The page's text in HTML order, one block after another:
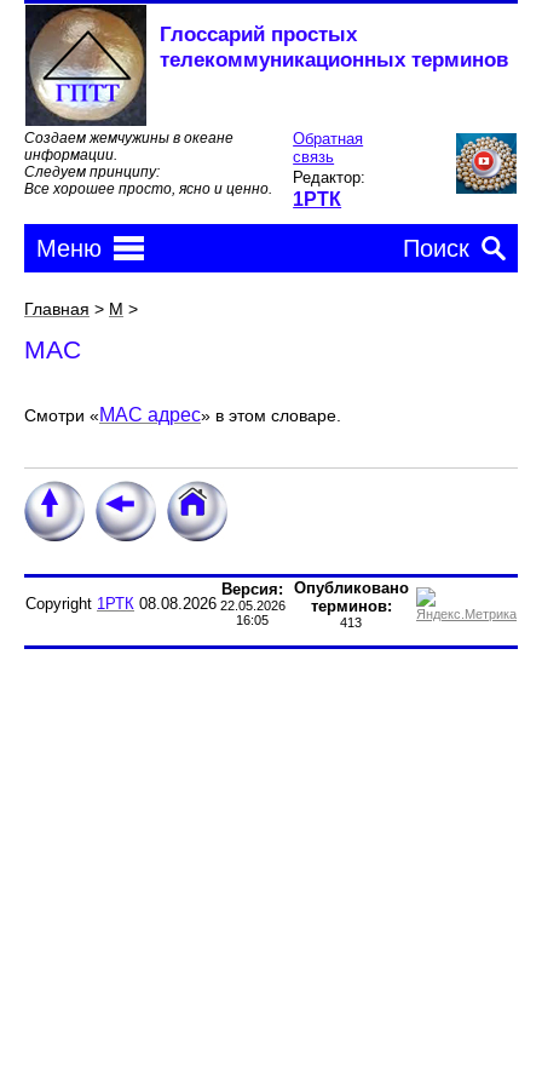
Глоссарий простых
телекоммуникационных терминов
Создаем жемчужины в океане
информации.
Следуем принципу:
Все хорошее просто, ясно и ценно.
Обратная
связь
Редактор:
1РТК
Меню Поиск
Главная > M >
MAC
Смотри «MAC адрес» в этом словаре.
Copyright 1РТК 08.08.2026
Версия:
22.05.2026
16:05
Опубликовано
терминов:
413